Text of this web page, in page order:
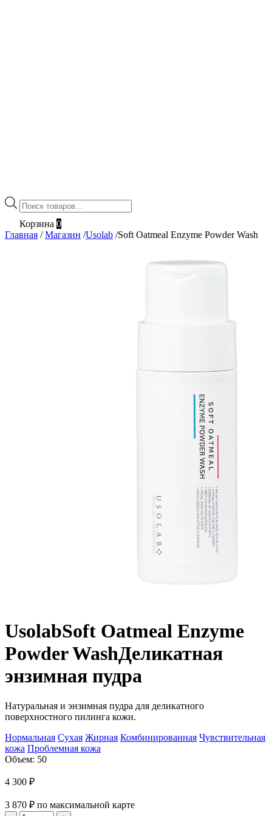
Поиск
товаров
Корзина 0
Главная / Магазин /Usolab /Soft Oatmeal Enzyme Powder Wash
UsolabSoft Oatmeal Enzyme
Powder WashДеликатная
энзимная пудра
Натуральная и энзимная пудра для деликатного
поверхностного пилинга кожи.
Нормальная Сухая Жирная Комбинированная Чувствительная
кожа Проблемная кожа
Объем: 50
4 300 ₽
3 870 ₽ по максимальной карте